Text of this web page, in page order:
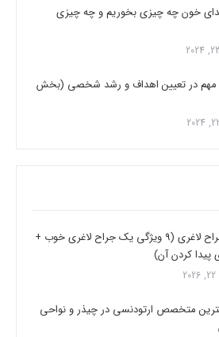
خون چه چیزی بخوریم و چه چیزی
مهم در تعیین اهداف و رشد شخصی (بخش
بهترین جراح لاغری (9 ویژگی یک جراح لاغری خوب +
کردن آن)
متخصص ارتودنسی در چیذر و نواحی